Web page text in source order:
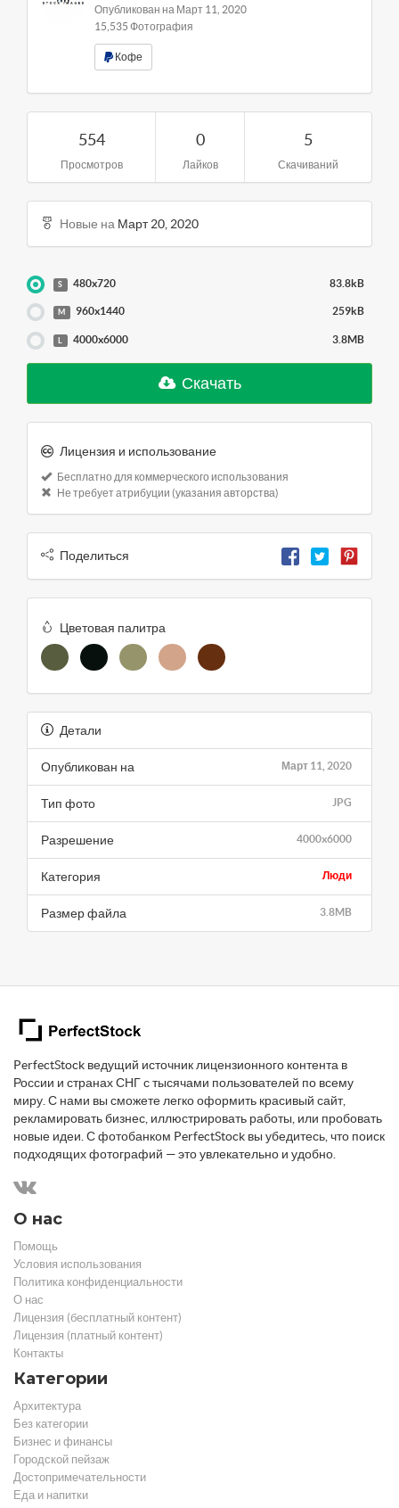
Опубликован на Март 11, 2020
15,535 Фотография
Кофе
554
Просмотров
0
Лайков
5
Скачиваний
Новые на Март 20, 2020
S 480x720 83.8kB
M 960x1440 259kB
4000x6000 3.8MB
Скачать
Лицензия и использование
Бесплатно для коммерческого использования
Не требует атрибуции (указания авторства)
Поделиться
Цветовая палитра
Детали
Март 11, 2020
Опубликован на
JPG
Тип фото
4000x6000
Разрешение
Люди
Категория
3.8MB
Размер файла
PerfectStock ведущий источник лицензионного контента в
России и странах СНГ с тысячами пользователей по всему
миру. С нами вы сможете легко оформить красивый сайт,
рекламировать бизнес, иллюстрировать работы, или пробовать
новые идеи. С фотобанком PerfectStock вы убедитесь, что поиск
подходящих фотографий — это увлекательно и удобно.
О нас
Помощь
Условия использования
Политика конфиденциальности
О нас
Лицензия (бесплатный контент)
Лицензия (платный контент)
Контакты
Категории
Архитектура
Без категории
Бизнес и финансы
Городской пейзаж
Достопримечательности
Еда и напитки